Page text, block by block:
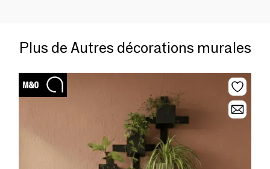
Plus de Autres décorations murales